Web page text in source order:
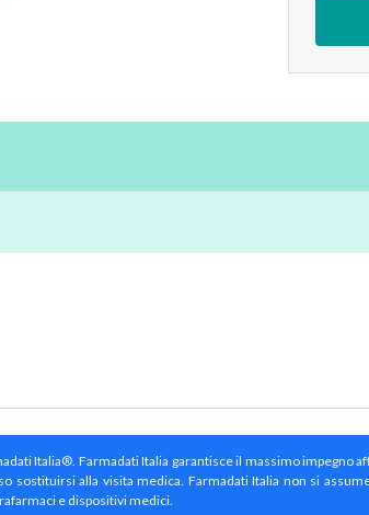
Italia®. Farmadati Italia garantisce il massimo
sostituirsi alla visita medica. Farmadati Italia non si
e dispositivi medici.